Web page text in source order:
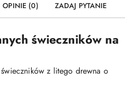
OPINIE (0) ZADAJ PYTANIE
świeczników na
z litego drewna o